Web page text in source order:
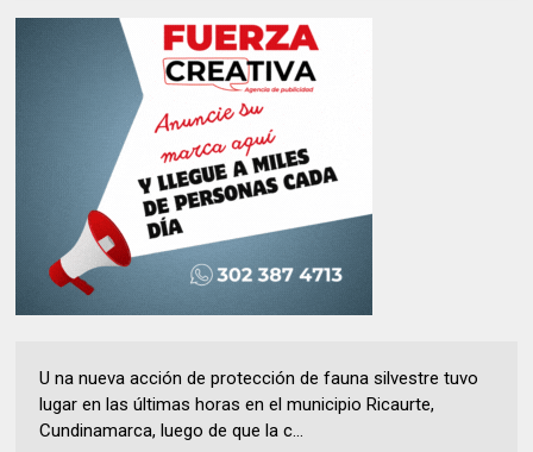
U na nueva acción de protección de fauna silvestre tuvo
lugar en las últimas horas en el municipio Ricaurte,
Cundinamarca, luego de que la c...